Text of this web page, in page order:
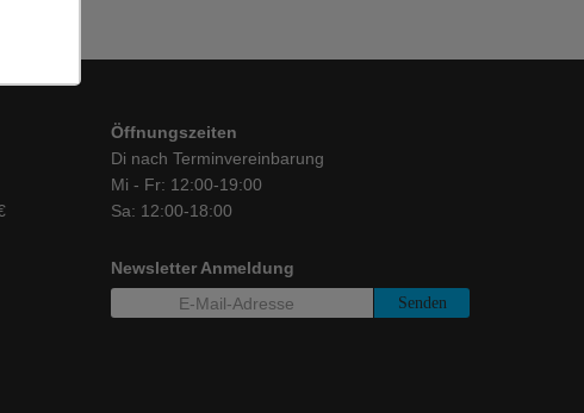
Öffnungszeiten
Di nach Terminvereinbarung
Mi - Fr: 12:00-19:00
Sa: 12:00-18:00
Newsletter Anmeldung